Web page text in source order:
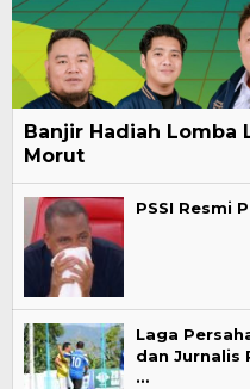
Banjir Hadiah Lomba
Morut
PSSI Resmi
Laga
dan Jurnalis
…